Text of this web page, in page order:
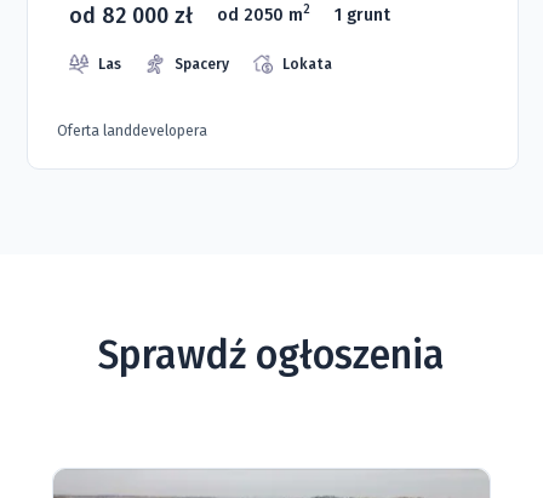
od 82 000 zł od 2050 m2 1 grunt
Las Spacery Lokata
Oferta landdevelopera
Sprawdź ogłoszenia